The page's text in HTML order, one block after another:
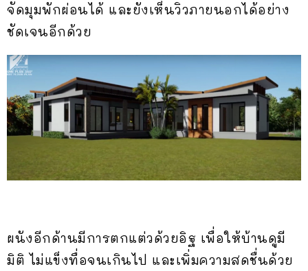
จัดมุมพักผ่อนได้ และยังเห็นวิวภายนอกได้อย่าง
ชัดเจนอีกด้วย
ผนังอีกด้านมีการตกแต่วด้วยอิฐ เพื่อให้บ้านดูมี
มิติ ไม่แข็งทื่อจนเกินไป และเพิ่มความสดชื่นด้วย